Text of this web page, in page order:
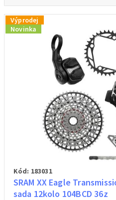
Výprodej
Novinka
Kód: 183031
SRAM XX Eagle
sada 12kolo 104BCD 36z